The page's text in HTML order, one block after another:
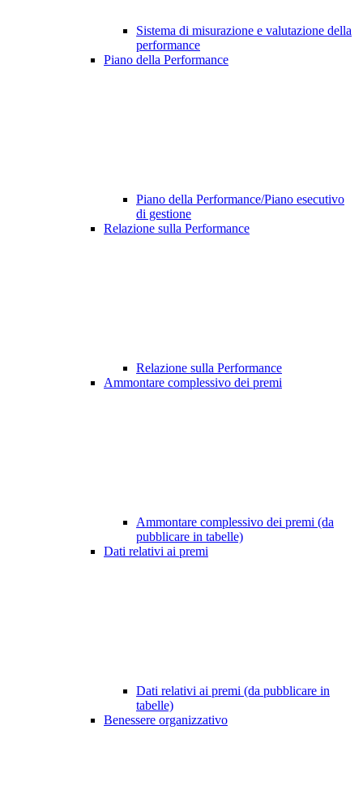
Sistema di misurazione e valutazione della
performance
Piano della Performance
Piano della Performance/Piano esecutivo
di gestione
Relazione sulla Performance
Relazione sulla Performance
Ammontare complessivo dei premi
Ammontare complessivo dei premi (da
pubblicare in tabelle)
Dati relativi ai premi
Dati relativi ai premi (da pubblicare in
tabelle)
Benessere organizzativo